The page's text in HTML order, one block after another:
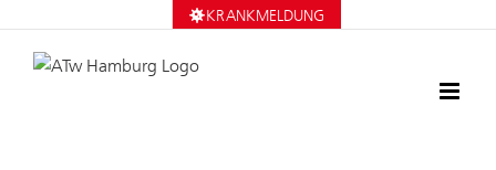
springen
KRANKMELDUNG